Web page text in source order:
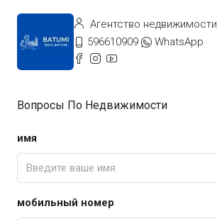
Агентство недвижимости
596610909
WhatsApp
Вопросы По Недвижимости
имя
мобильный номер